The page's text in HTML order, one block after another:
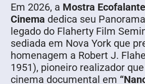
Em 2026, a Mostra
Cinema dedica seu
legado do Flaherty Film
sediada em Nova York que
homenagem a Robert J.
1951), pioneiro realizador
cinema documental em